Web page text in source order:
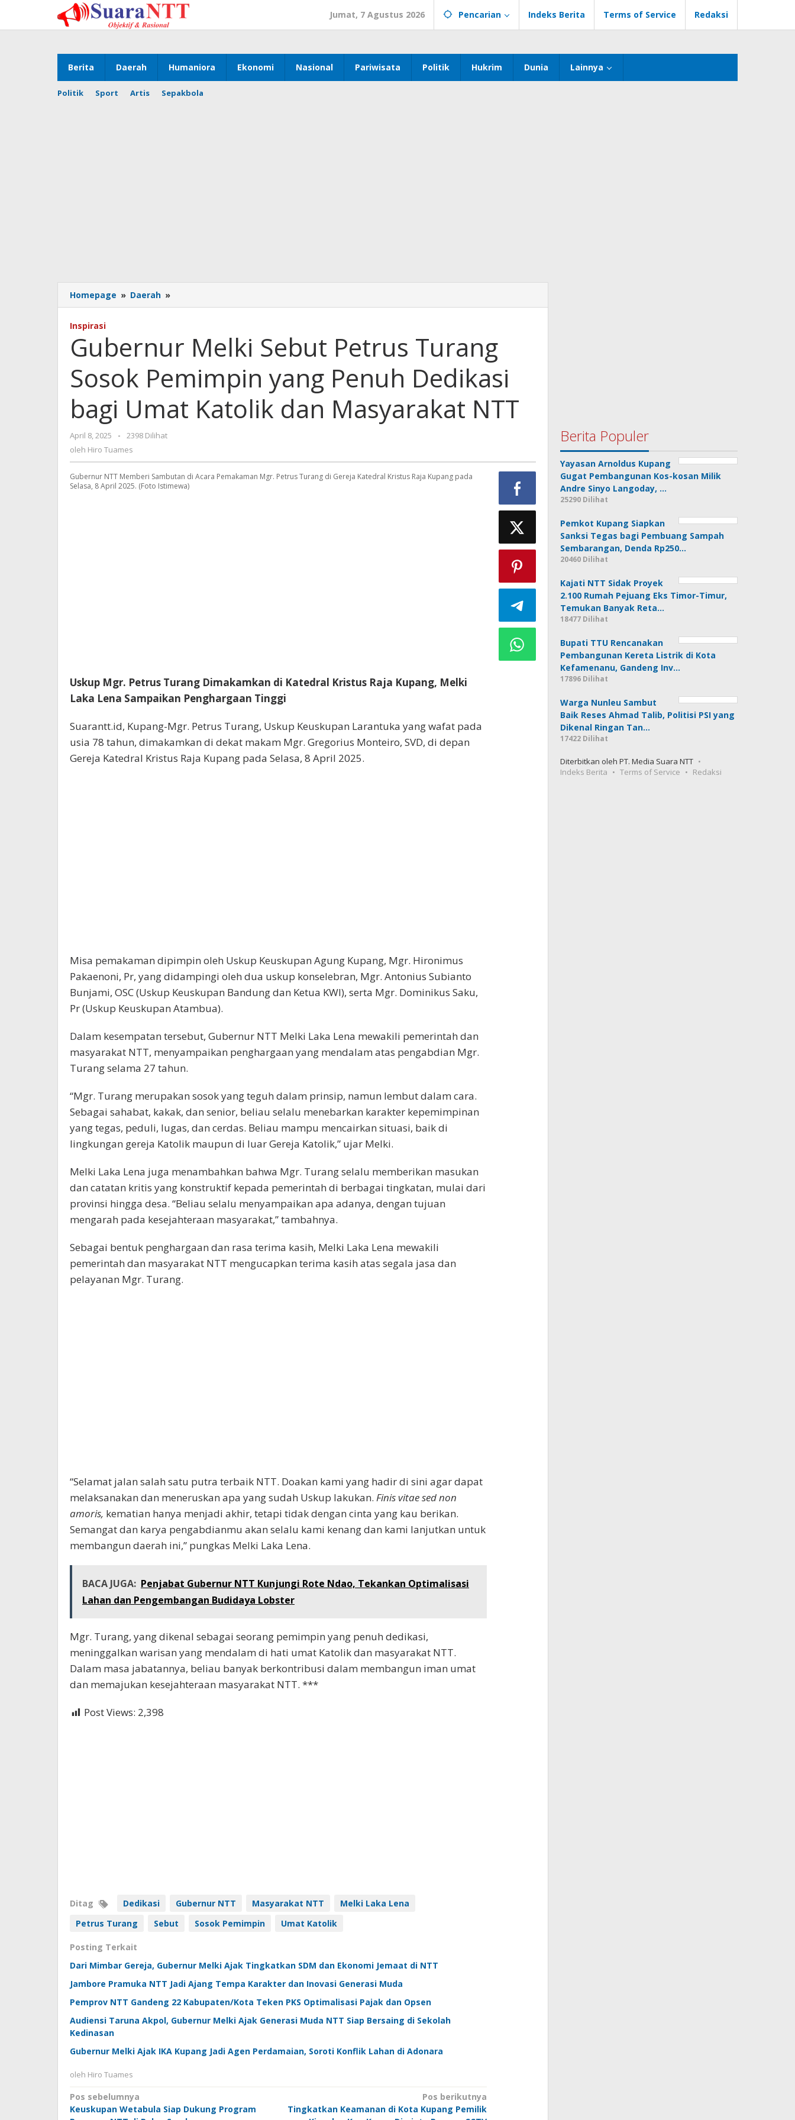
konten
Jumat, 7 Agustus 2026 Pencarian Indeks Berita Terms of Service Redaksi
Berita Daerah Humaniora Ekonomi Nasional Pariwisata Politik Hukrim Dunia Lainnya
Politik Sport Artis Sepakbola
Homepage » Daerah »
Melki
Turang
Sosok
Pemimpin
yang
Dedikasi
bagi
NTT
Inspirasi
Gubernur Melki Sebut Petrus Turang
Sosok Pemimpin yang Penuh Dedikasi
bagi Umat Katolik dan Masyarakat NTT
April 8, 2025
oleh
-
2398 Dilihat
oleh Hiro Tuames
Gubernur NTT Memberi Sambutan di Acara Pemakaman Mgr. Petrus Turang di Gereja Katedral Kristus Raja Kupang pada
Selasa, 8 April 2025. (Foto Istimewa)
Uskup Mgr. Petrus Turang Dimakamkan di Katedral Kristus Raja Kupang, Melki
Laka Lena Sampaikan Penghargaan Tinggi
Suarantt.id, Kupang-Mgr. Petrus Turang, Uskup Keuskupan Larantuka yang wafat pada
usia 78 tahun, dimakamkan di dekat makam Mgr. Gregorius Monteiro, SVD, di depan
Gereja Katedral Kristus Raja Kupang pada Selasa, 8 April 2025.
Misa pemakaman dipimpin oleh Uskup Keuskupan Agung Kupang, Mgr. Hironimus
Pakaenoni, Pr, yang didampingi oleh dua uskup konselebran, Mgr. Antonius Subianto
Bunjami, OSC (Uskup Keuskupan Bandung dan Ketua KWI), serta Mgr. Dominikus Saku,
Pr (Uskup Keuskupan Atambua).
Dalam kesempatan tersebut, Gubernur NTT Melki Laka Lena mewakili pemerintah dan
masyarakat NTT, menyampaikan penghargaan yang mendalam atas pengabdian Mgr.
Turang selama 27 tahun.
“Mgr. Turang merupakan sosok yang teguh dalam prinsip, namun lembut dalam cara.
Sebagai sahabat, kakak, dan senior, beliau selalu menebarkan karakter kepemimpinan
yang tegas, peduli, lugas, dan cerdas. Beliau mampu mencairkan situasi, baik di
lingkungan gereja Katolik maupun di luar Gereja Katolik,” ujar Melki.
Melki Laka Lena juga menambahkan bahwa Mgr. Turang selalu memberikan masukan
dan catatan kritis yang konstruktif kepada pemerintah di berbagai tingkatan, mulai dari
provinsi hingga desa. “Beliau selalu menyampaikan apa adanya, dengan tujuan
mengarah pada kesejahteraan masyarakat,” tambahnya.
Sebagai bentuk penghargaan dan rasa terima kasih, Melki Laka Lena mewakili
pemerintah dan masyarakat NTT mengucapkan terima kasih atas segala jasa dan
pelayanan Mgr. Turang.
“Selamat jalan salah satu putra terbaik NTT. Doakan kami yang hadir di sini agar dapat
melaksanakan dan meneruskan apa yang sudah Uskup lakukan. Finis vitae sed non
amoris, kematian hanya menjadi akhir, tetapi tidak dengan cinta yang kau berikan.
Semangat dan karya pengabdianmu akan selalu kami kenang dan kami lanjutkan untuk
membangun daerah ini,” pungkas Melki Laka Lena.
BACA JUGA: Penjabat Gubernur NTT Kunjungi Rote Ndao, Tekankan Optimalisasi
Lahan dan Pengembangan Budidaya Lobster
Mgr. Turang, yang dikenal sebagai seorang pemimpin yang penuh dedikasi,
meninggalkan warisan yang mendalam di hati umat Katolik dan masyarakat NTT.
Dalam masa jabatannya, beliau banyak berkontribusi dalam membangun iman umat
dan memajukan kesejahteraan masyarakat NTT. ***
Post Views: 2,398
Ditag Dedikasi Gubernur NTT Masyarakat NTT
Melki Laka Lena
Petrus Turang
Sebut Sosok Pemimpin Umat Katolik
Posting Terkait
Dari Mimbar Gereja, Gubernur Melki Ajak Tingkatkan SDM dan Ekonomi Jemaat di NTT
Jambore Pramuka NTT Jadi Ajang Tempa Karakter dan Inovasi Generasi Muda
Pemprov NTT Gandeng 22 Kabupaten/Kota Teken PKS Optimalisasi Pajak dan Opsen
Audiensi Taruna Akpol, Gubernur Melki Ajak Generasi Muda NTT Siap Bersaing di Sekolah
Kedinasan
Gubernur Melki Ajak IKA Kupang Jadi Agen Perdamaian, Soroti Konflik Lahan di Adonara
oleh Hiro Tuames
Navigasi
pos
Pos sebelumnya
Keuskupan Wetabula Siap Dukung Program
Pos berikutnya
Tingkatkan Keamanan di Kota Kupang Pemilik
Berita Populer
Yayasan Arnoldus Kupang
Gugat Pembangunan Kos-kosan Milik
Andre Sinyo Langoday, …
25290 Dilihat
Pemkot Kupang Siapkan
Sanksi Tegas bagi Pembuang Sampah
Sembarangan, Denda Rp250…
20460 Dilihat
Kajati NTT Sidak Proyek
2.100 Rumah Pejuang Eks Timor-Timur,
Temukan Banyak Reta…
18477 Dilihat
Bupati TTU Rencanakan
Pembangunan Kereta Listrik di Kota
Kefamenanu, Gandeng Inv…
17896 Dilihat
Warga Nunleu Sambut
Baik Reses Ahmad Talib, Politisi PSI yang
Dikenal Ringan Tan…
17422 Dilihat
Diterbitkan oleh PT. Media Suara NTT
Indeks Berita
Terms of Service Redaksi